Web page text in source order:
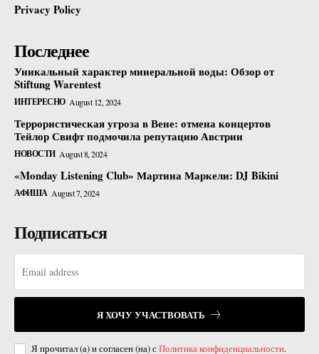
Privacy Policy
Последнее
Уникальный характер минеральной воды: Обзор от
Stiftung Warentest
ИНТЕРЕСНО August 12, 2024
Террористическая угроза в Вене: отмена концертов
Тейлор Свифт подмочила репутацию Австрии
НОВОСТИ August 8, 2024
«Monday Listening Club» Мартина Маркели: DJ Bikini
АФИША August 7, 2024
Подписаться
Я ХОЧУ УЧАСТВОВАТЬ
Я прочитал (а) и согласен (на) сПолитика конфиденциальности.